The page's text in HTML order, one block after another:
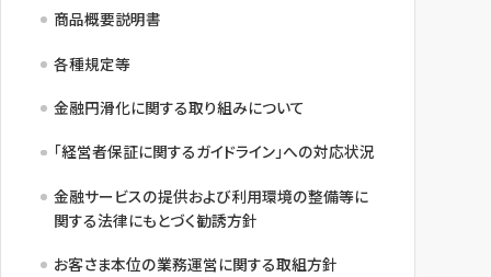
商品概要説明書
各種規定等
金融円滑化に関する取り組みについて
「経営者保証に関するガイドライン」への対応状況
金融サービスの提供および利用環境の整備等に
関する法律にもとづく勧誘方針
お客さま本位の業務運営に関する取組方針